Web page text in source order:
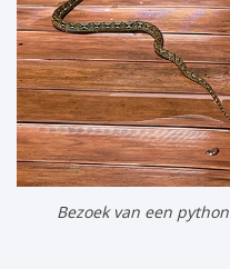
Bezoek van een